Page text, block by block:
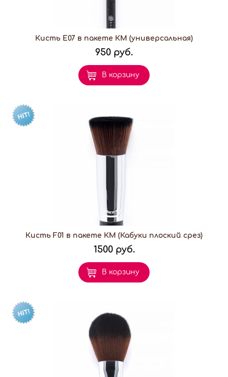
Кисть E07 в пакете КМ (универсальная)
950 руб.
В корзину
Кисть F01 в пакете КМ (Кабуки плоский срез)
1500 руб.
В корзину